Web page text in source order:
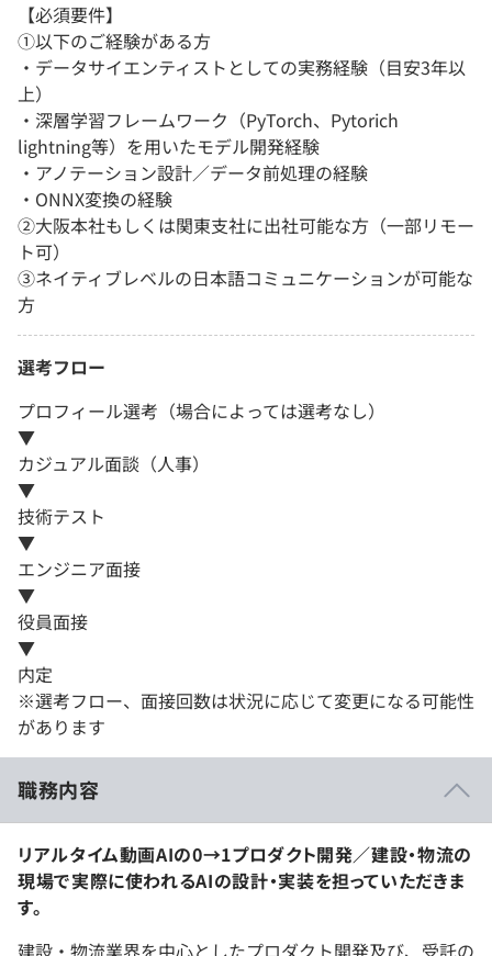
【必須要件】
①以下のご経験がある方
・データサイエンティストとしての実務経験（目安3年以
上）
・深層学習フレームワーク（PyTorch、Pytorich
lightning等）を用いたモデル開発経験
・アノテーション設計／データ前処理の経験
・ONNX変換の経験
②大阪本社もしくは関東支社に出社可能な方（一部リモー
ト可）
③ネイティブレベルの日本語コミュニケーションが可能な
方
選考フロー
プロフィール選考（場合によっては選考なし）
▼
カジュアル面談（人事）
▼
技術テスト
▼
エンジニア面接
▼
役員面接
▼
内定
※選考フロー、面接回数は状況に応じて変更になる可能性
があります
職務内容
リアルタイム動画AIの0→1プロダクト開発／建設・物流の
現場で実際に使われるAIの設計・実装を担っていただきま
す。